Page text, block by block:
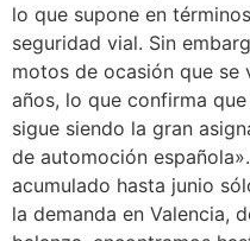
lo que supone en
seguridad vial. Sin
motos de ocasión que se
años, lo que confirma
sigue siendo la gran
de automoción
acumulado hasta junio
la demanda en Valencia,